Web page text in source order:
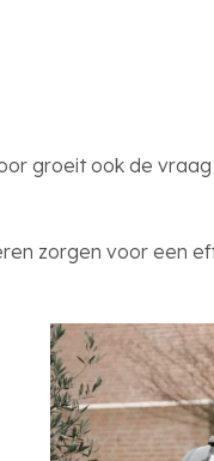
groeit ook de
zorgen voor een